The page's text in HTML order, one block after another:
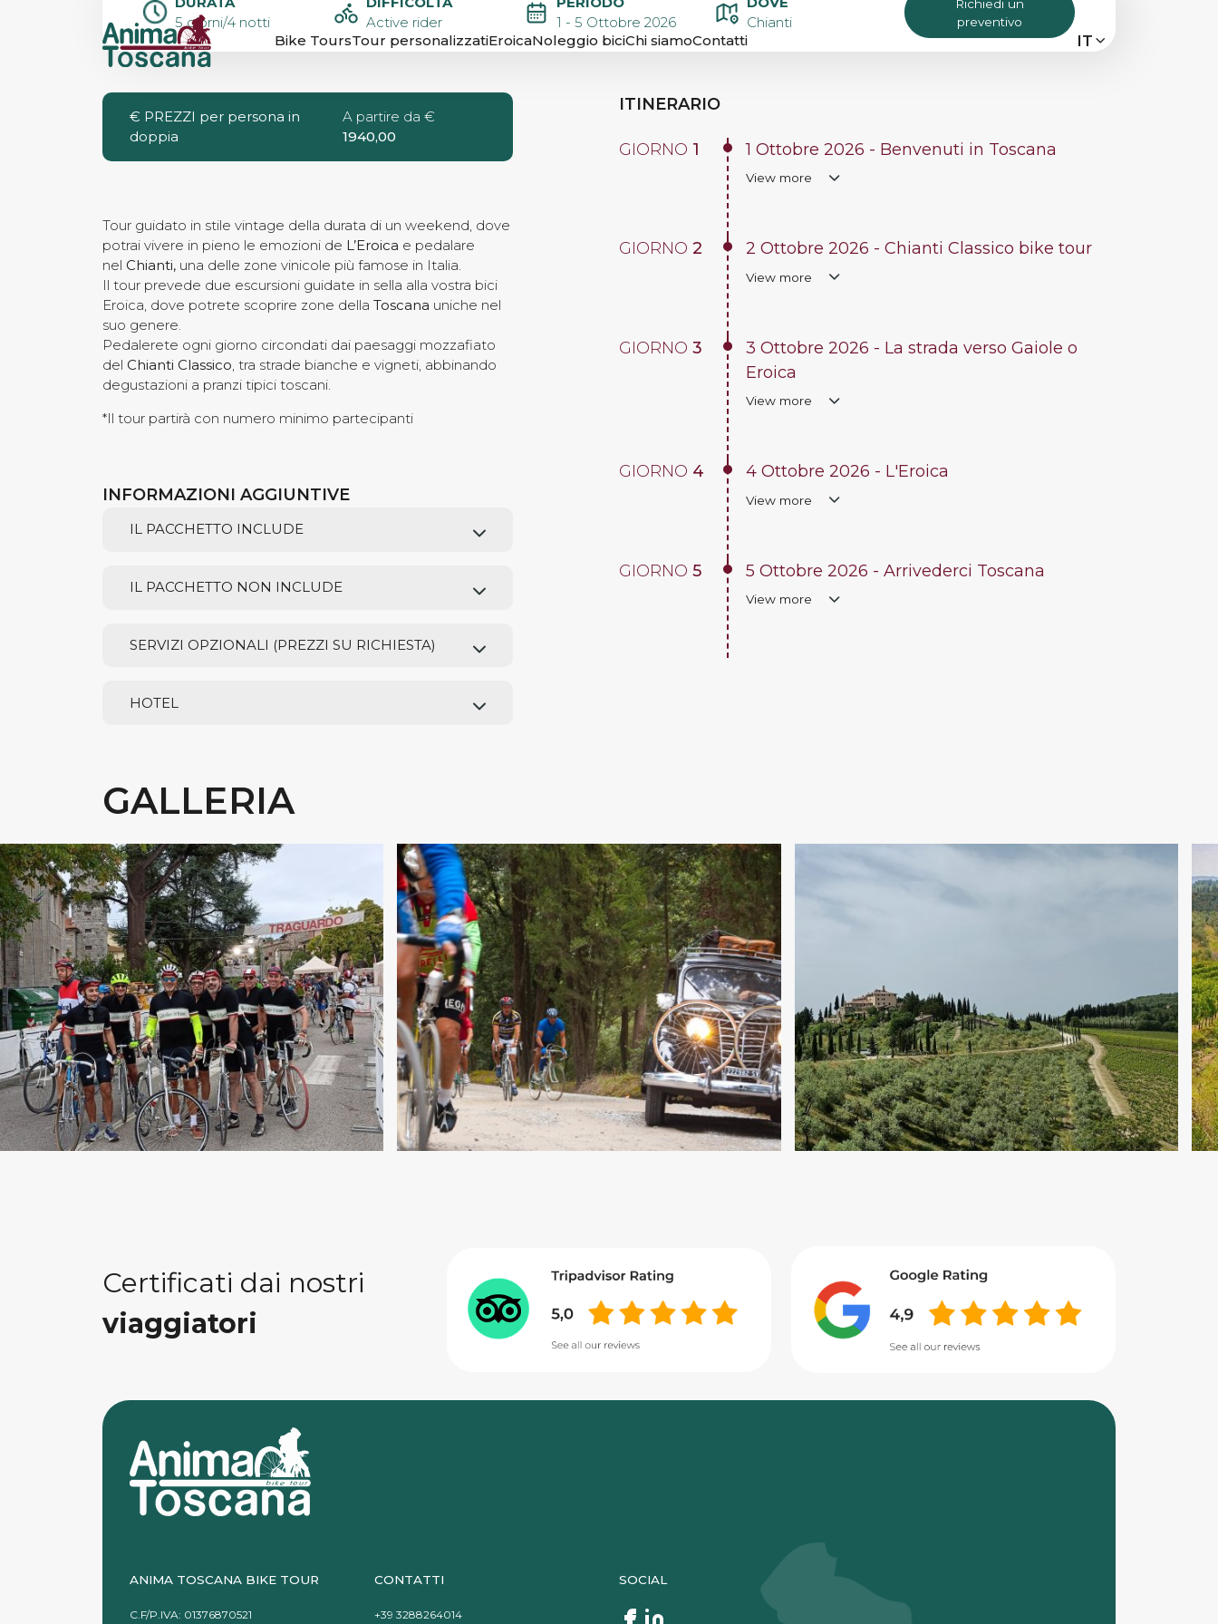
Bike ToursTour personalizzatiEroicaNoleggio biciChi siamoContatti IT
L’EROICA GAIOLE
WEEKEND
5 giorni/4 notti
Active rider
1 - 5 Ottobre 2026
Chianti
Richiedi un
preventivo
€ PREZZI per persona in
doppia
A partire da €
1940,00
Tour guidato in stile vintage della durata di un weekend, dove
potrai vivere in pieno le emozioni de L’Eroica e pedalare
nel Chianti, una delle zone vinicole più famose in Italia.
Il tour prevede due escursioni guidate in sella alla vostra bici
Eroica, dove potrete scoprire zone dellaToscana uniche nel
suo genere.
Pedalerete ogni giorno circondati dai paesaggi mozzafiato
del Chianti Classico, tra strade bianche e vigneti, abbinando
degustazioni a pranzi tipici toscani.
*Il tour partirà con numero minimo partecipanti
INFORMAZIONI AGGIUNTIVE
IL PACCHETTO INCLUDE
IL PACCHETTO NON INCLUDE
SERVIZI OPZIONALI (PREZZI SU RICHIESTA)
HOTEL
ITINERARIO
GIORNO 1 1 Ottobre 2026 - Benvenuti in Toscana
View more
GIORNO2 2 Ottobre 2026 - Chianti Classico bike tour
View more
GIORNO3
3 Ottobre 2026 - La strada verso Gaiole o
Eroica
View more
GIORNO 4 4 Ottobre 2026 - L'Eroica
View more
GIORNO5 5 Ottobre 2026 - Arrivederci Toscana
View more
GALLERIA
Certificati dai nostri
viaggiatori
ANIMA TOSCANA BIKE TOUR
C.F/P.IVA: 01376870521
CONTATTI
+39 3288264014
SOCIAL
Eroica